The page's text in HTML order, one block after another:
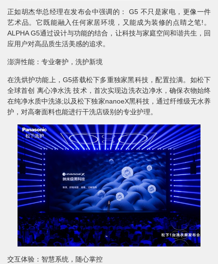
正如胡杰华总经理在发布会中强调的： G5 不只是家电，更像一件
艺术品。它既能融入任何家居环境，又能成为装修的点睛之笔!。
ALPHA G5通过设计与功能的结合，让科技与家庭空间和谐共生，回
应用户对高品质生活美感的追求。
澎湃性能：专业奢护，洗护新境
在洗烘护功能上，G5搭载松下多重独家黑科技，配置拉满。如松下
全球首创 离心净水洗 技术，首次实现边洗衣边净水，确保衣物始终
在纯净水质中洗涤;以及松下独家nanoeX黑科技，通过纤维级无水养
护，对高奢面料也能进行干洗店级别的专业护理。
交互体验：智慧系统，随心掌控